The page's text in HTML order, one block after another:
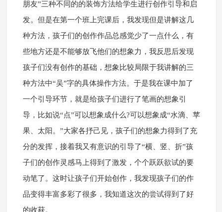
朋友”三种不同的的装饰方法给学生进行创作引导和启
发。但是在第一个班上完课后，我发现但是讲解这几
种方法，孩子们的创作作品总感觉少了一点什么，有
些地方还是不能够放飞他们的想象力，我反思后发现
孩子们没有创作的基础，想象比较局限于我讲解的三
种方法中“吴”字的具体操作方法。于是我在课中加了
一个引导环节，就是给孩子们进行了笔画的想象引
导，比如说“点”可以想象成什么?可以想象成“水滴、苹
果、太阳。”大家各抒己见，孩子们的想象力得到了充
分的发挥，接着我又有意识的引导了“横、竖、折”孩
子们的创作灵感马上得到了激发，个个跃跃欲试的要
动笔了。这时让孩子们开始创作，我发现孩子们的作
品变得丰富多彩了很多，我知道这次的尝试得到了好
的收获。